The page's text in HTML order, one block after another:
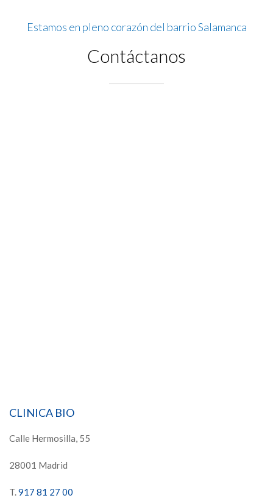
Estamos en pleno corazón del barrio Salamanca
Contáctanos
CLINICA BIO
Calle Hermosilla, 55
28001 Madrid
T.917 81 27 00